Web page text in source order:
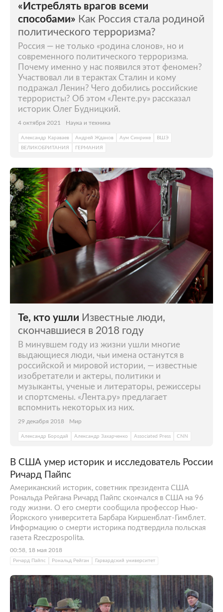
«Истреблять врагов всеми
способами» Как Россия стала родиной
политического терроризма?
Россия — не только «родина слонов», но и
современного политического терроризма.
Почему именно у нас появился этот феномен?
Участвовал ли в терактах Сталин и кому
подражал Ленин? Чего добились российские
террористы? Об этом «Ленте.ру» рассказал
историк Олег Будницкий.
4 октября 2021 Наука и техника
Александр Караваев Андрей Жданов Аум Синрике
ВШЭ
ВЕЛИКОБРИТАНИЯ
ГЕРМАНИЯ
Те, кто ушли Известные люди,
скончавшиеся в 2018 году
В минувшем году из жизни ушли многие
выдающиеся люди, чьи имена останутся в
российской и мировой истории, — известные
изобретатели и актеры, политики и
музыканты, ученые и литераторы, режиссеры
и спортсмены. «Лента.ру» предлагает
вспомнить некоторых из них.
29 декабря 2018 Мир
Александр Бородай Александр Захарченко Associated Press CNN
В США умер историк и исследователь России
Ричард Пайпс
Американский историк, советник президента США
Рональда Рейгана Ричард Пайпс скончался в США на 96
году жизни. О его смерти сообщила профессор Нью-
Йоркского университета Барбара Киршенблат-Гимблет.
Информацию о смерти историка подтвердила польская
газета Rzeczpospolita.
00:58, 18 мая 2018
Ричард Пайпс Рональд Рейган Гарвардский университет